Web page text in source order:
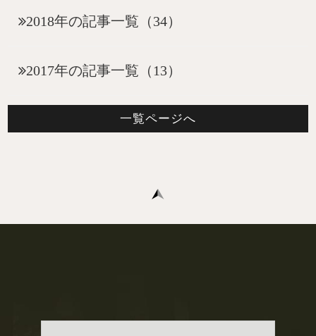
2018年の記事一覧（34）
2017年の記事一覧（13）
一覧ページへ